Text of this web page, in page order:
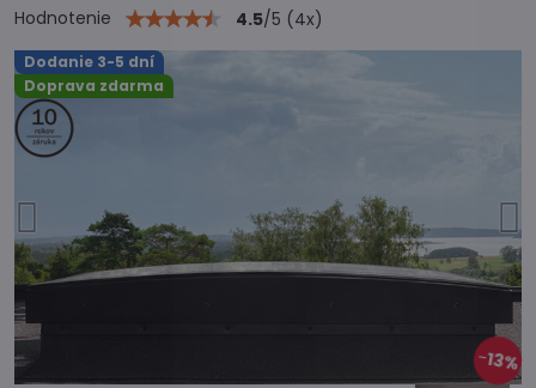
Dodanie 3-5 dní
Doprava zdarma
13%
Hodnotenie 4.5/5 (4x)